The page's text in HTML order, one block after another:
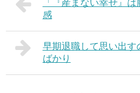
「『産まない幸せ』
感
早期退職して思い出す
ばかり